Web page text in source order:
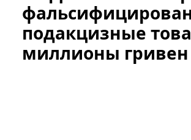
подакцизные
миллионы гривен